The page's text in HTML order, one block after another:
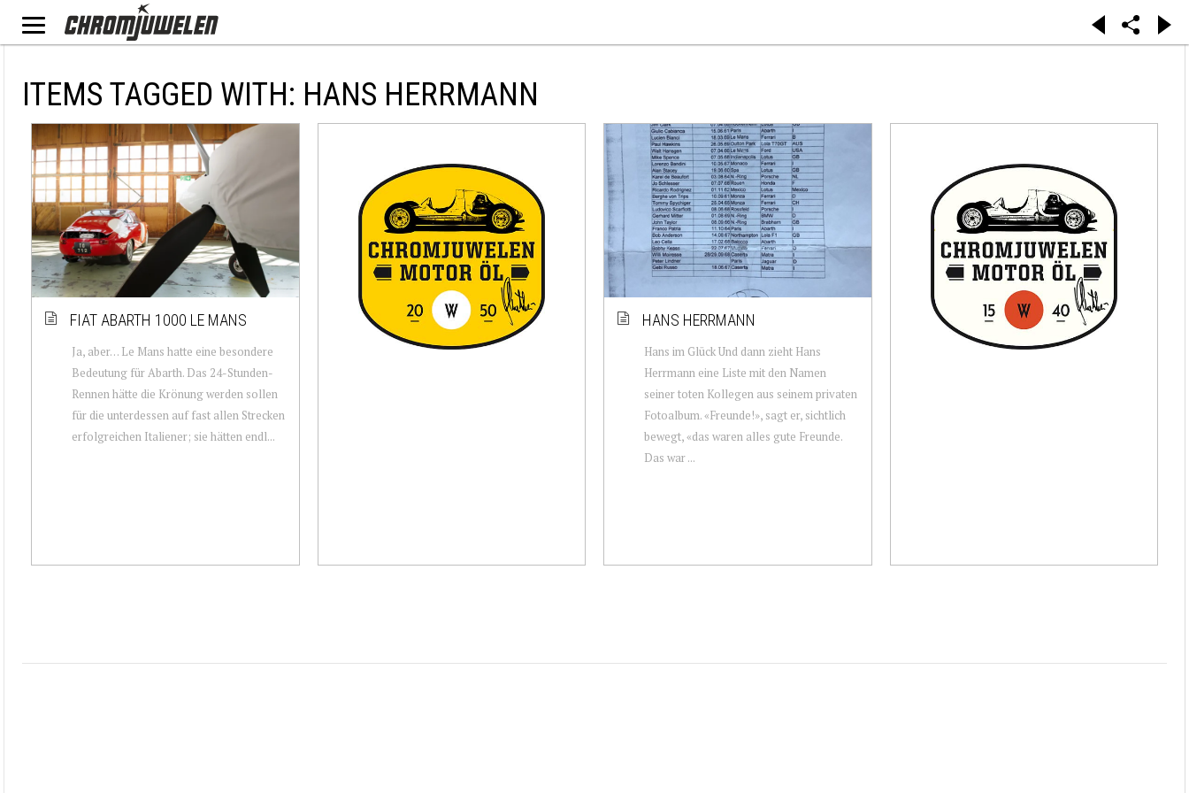
ITEMS TAGGED WITH: HANS HERRMANN
FIAT ABARTH 1000 LE MANS
Ja, aber… Le Mans hatte eine besondere
Bedeutung für Abarth. Das 24-Stunden-
Rennen hätte die Krönung werden sollen
für die unterdessen auf fast allen Strecken
erfolgreichen Italiener; sie hätten endl...
HANS HERRMANN
Hans im Glück Und dann zieht Hans
Herrmann eine Liste mit den Namen
seiner toten Kollegen aus seinem privaten
Fotoalbum. «Freunde!», sagt er, sichtlich
bewegt, «das waren alles gute Freunde.
Das war ...